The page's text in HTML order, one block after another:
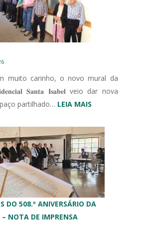
muito carinho, o novo mural da
𝐒𝐚𝐧𝐭𝐚 𝐈𝐬𝐚𝐛𝐞𝐥 veio dar nova
partilhado… LEIA MAIS:
ERPI
DO 508.º ANIVERSÁRIO DA
NOTA DE IMPRENSA